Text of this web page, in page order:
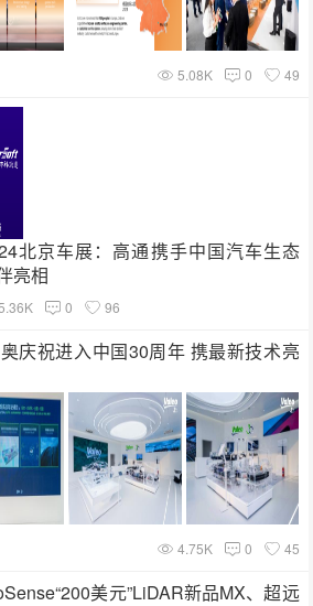
5.08K 0 49
北京车展：高通携手中国汽车生态
亮相
0 96
庆祝进入中国30周年 携最新技术亮
4.75K 0 45
美元”LiDAR新品MX、超远